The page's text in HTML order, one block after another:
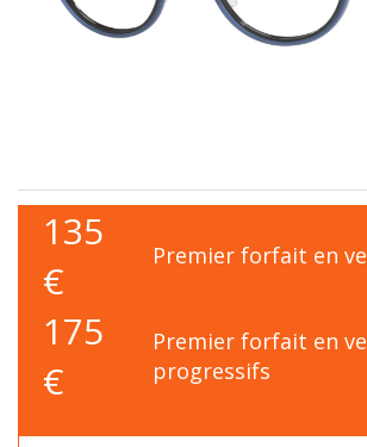
135
€
Premier forfait en
175
€
Premier forfait en
progressifs